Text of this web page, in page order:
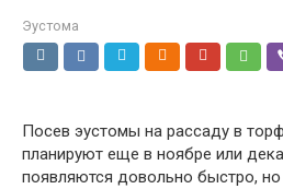
Эустома
Посев эустомы на рассаду в
планируют еще в ноябре или
появляются довольно быстро,